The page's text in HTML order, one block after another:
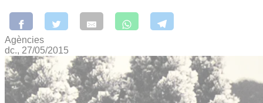
Agències
dc., 27/05/2015